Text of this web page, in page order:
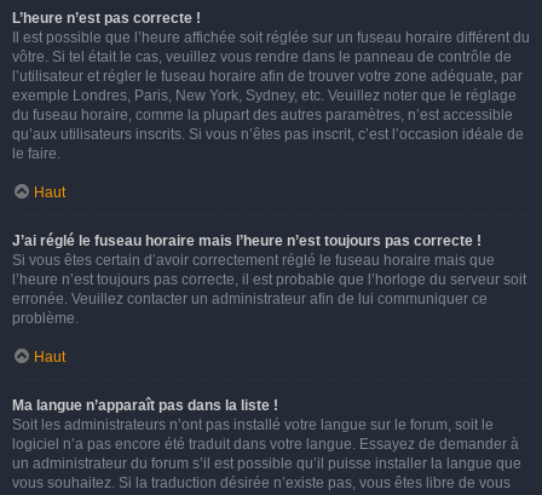
L’heure n’est pas correcte !
Il est possible que l’heure affichée soit réglée sur un fuseau horaire différent du
vôtre. Si tel était le cas, veuillez vous rendre dans le panneau de contrôle de
l’utilisateur et régler le fuseau horaire afin de trouver votre zone adéquate, par
exemple Londres, Paris, New York, Sydney, etc. Veuillez noter que le réglage
du fuseau horaire, comme la plupart des autres paramètres, n’est accessible
qu’aux utilisateurs inscrits. Si vous n’êtes pas inscrit, c’est l’occasion idéale de
le faire.
Haut
J’ai réglé le fuseau horaire mais l’heure n’est toujours pas correcte !
Si vous êtes certain d’avoir correctement réglé le fuseau horaire mais que
l’heure n’est toujours pas correcte, il est probable que l’horloge du serveur soit
erronée. Veuillez contacter un administrateur afin de lui communiquer ce
problème.
Haut
Ma langue n’apparaît pas dans la liste !
Soit les administrateurs n’ont pas installé votre langue sur le forum, soit le
logiciel n’a pas encore été traduit dans votre langue. Essayez de demander à
un administrateur du forum s’il est possible qu’il puisse installer la langue que
vous souhaitez. Si la traduction désirée n’existe pas, vous êtes libre de vous